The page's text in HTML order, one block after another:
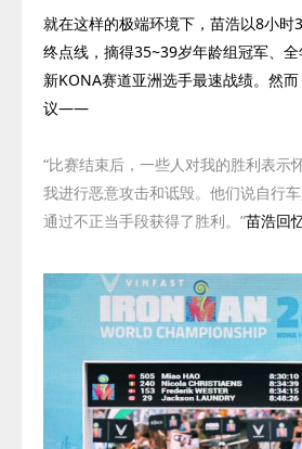
就在这样的极端环境下，苗浩以8小时
终点线，摘得35~39岁年龄组冠军、
新KONA赛道亚洲选手最速战绩。然
议——
“比赛结束后，一些人对我的胜利表示
我进行恶意攻击和诋毁。他们说自行
通过不正当手段获得了胜利。”苗浩回